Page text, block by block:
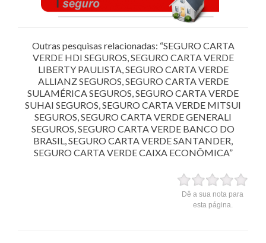
Outras pesquisas relacionadas: “SEGURO CARTA
VERDE HDI SEGUROS, SEGURO CARTA VERDE
LIBERTY PAULISTA, SEGURO CARTA VERDE
ALLIANZ SEGUROS, SEGURO CARTA VERDE
SULAMÉRICA SEGUROS, SEGURO CARTA VERDE
SUHAI SEGUROS, SEGURO CARTA VERDE MITSUI
SEGUROS, SEGURO CARTA VERDE GENERALI
SEGUROS, SEGURO CARTA VERDE BANCO DO
BRASIL, SEGURO CARTA VERDE SANTANDER,
SEGURO CARTA VERDE CAIXA ECONÔMICA”
Dê a sua nota para
esta página.